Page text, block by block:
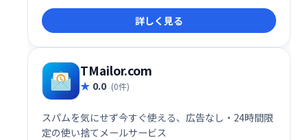
詳しく見る
TMailor.com
0.0 (0件)
スパムを気にせず今すぐ使える、広告なし・24時間限
定の使い捨てメールサービス